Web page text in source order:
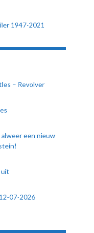
1947-2021
– Revolver
een nieuw
uit
07-2026